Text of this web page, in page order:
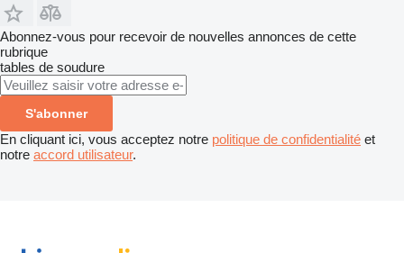
Abonnez-vous pour recevoir de nouvelles annonces de cette
rubrique
tables de soudure
S'abonner
En cliquant ici, vous acceptez notre politique de confidentialité et
notre accord utilisateur.